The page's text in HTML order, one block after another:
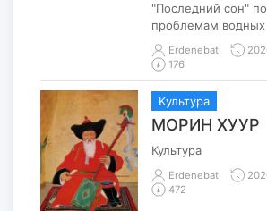
"Последний сон"
проблемам водных
Erdenebat
176
Kультура
МОРИН ХУУР
Культура
Erdenebat
472